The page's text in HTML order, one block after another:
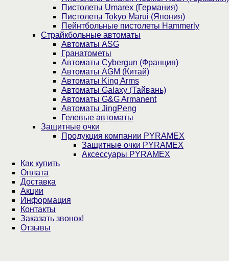
Пистолеты Umarex (Германия)
Пистолеты Tokyo Marui (Япония)
Пейнтбольные пистолеты Hammerly
Страйкбольные автоматы
Автоматы ASG
Гранатометы
Автоматы Cybergun (Франция)
Автоматы AGM (Китай)
Автоматы King Arms
Автоматы Galaxy (Тайвань)
Автоматы G&G Armanent
Автоматы JingPeng
Гелевые автоматы
Защитные очки
Продукция компании PYRAMEX
Защитные очки PYRAMEX
Аксессуары PYRAMEX
Как купить
Оплата
Доставка
Акции
Информация
Контакты
Заказать звонок!
Отзывы